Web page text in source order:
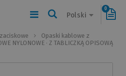
Polski
0
Opaski kablowe z
NYLONOWE · Z TABLICZKĄ OPISOWĄ